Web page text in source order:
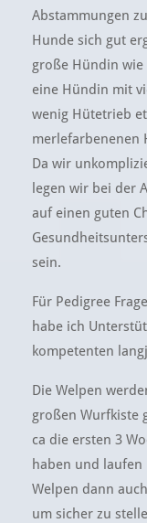
Abstammungen
Hunde sich gut
große Hündin
eine Hündin mit
wenig Hütetrieb
merlefarbenenen
Da wir
legen wir bei der
auf einen guten
sein.
Für Pedigree
habe ich
kompetenten
Die Welpen
großen Wurfkiste
ca die ersten 3
haben und
Welpen dann
um sicher zu